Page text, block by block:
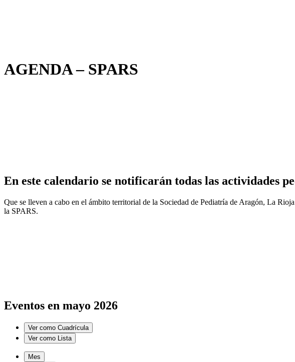
AGENDA – SPARS
En este calendario se notificarán todas las actividades
Que se lleven a cabo en el ámbito territorial de la Sociedad de Pediatría de Aragón, La
la SPARS.
Eventos en mayo 2026
Ver como Cuadrícula
Ver como Lista
Mes